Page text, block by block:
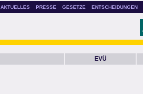
AKTUELLES PRESSE GESETZE ENTSCHEIDUNGEN
EVÜ